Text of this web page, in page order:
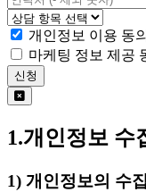
개인정보 이용 동
마케팅 정보 제공
신청
1.개인정보 수
1) 개인정보의 수집